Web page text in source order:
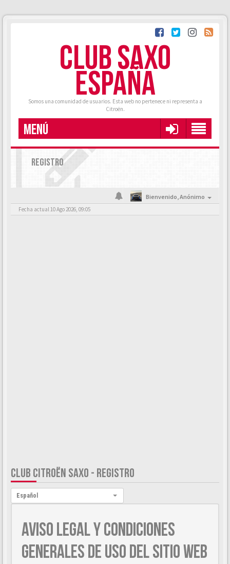
CLUB SAXO
ESPAÑA
Somos una comunidad de usuarios. Esta web no pertenece ni representa a
Citroën.
MENÚ
REGISTRO
Bienvenido,Anónimo
Fecha actual 10 Ago 2026, 09:05
CLUB CITROËN SAXO - REGISTRO
Idioma:
Español
AVISO LEGAL Y CONDICIONES
GENERALES DE USO DEL SITIO WEB